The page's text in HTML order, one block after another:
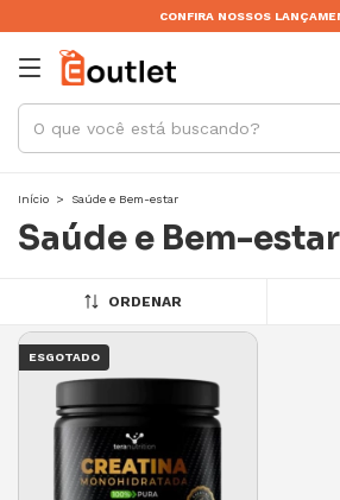
CONFIRA NOSSOS
Início > Saúde e Bem-estar
Saúde e Bem-estar
ORDENAR
ESGOTADO